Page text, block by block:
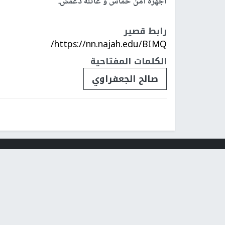
رابط قصير
https://nn.najah.edu/BIMQ/
الكلمات المفتاحية
صالح الجعفراوي